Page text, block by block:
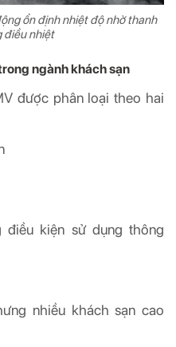
ổn định nhiệt độ nhờ thanh
điều nhiệt
ngành khách sạn
được phân loại theo hai
kiện sử dụng thông
nhiều khách sạn cao